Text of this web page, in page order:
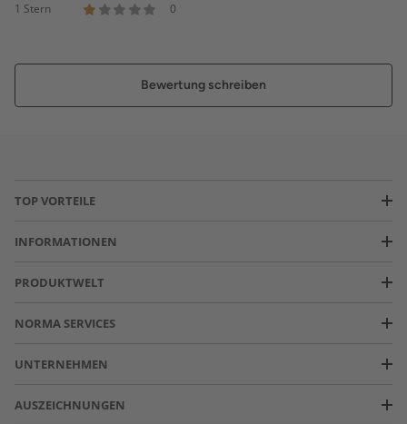
1 Stern
0
Bewertung schreiben
TOP VORTEILE
INFORMATIONEN
PRODUKTWELT
NORMA SERVICES
UNTERNEHMEN
AUSZEICHNUNGEN